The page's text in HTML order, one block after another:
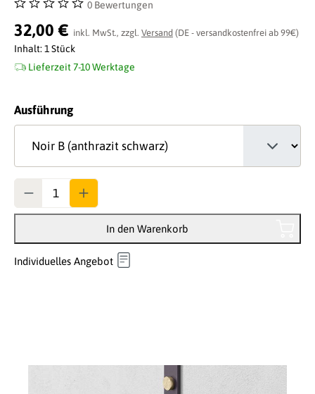
Durchschnittliche Bewertung von 0 von 5 Sternen
0 Bewertungen
32,00 € inkl. MwSt., zzgl. Versand (DE - versandkostenfrei ab 99€)
Inhalt: 1 Stück
Lieferzeit 7-10 Werktage
Ausführungauswählen
In den Warenkorb
Individuelles Angebot